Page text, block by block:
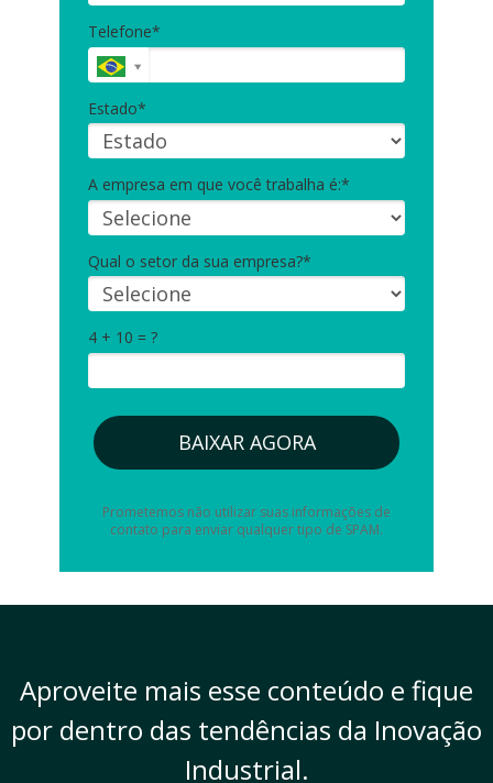
Telefone*
Estado*
A empresa em que você trabalha é:*
Qual o setor da sua empresa?*
4 + 10 = ?
BAIXAR AGORA
Prometemos não utilizar suas informações de
contato para enviar qualquer tipo de SPAM.
Aproveite mais esse conteúdo e fique
por dentro das tendências da Inovação
Industrial.